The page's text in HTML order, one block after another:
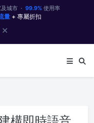
城市 · 99.9%使用率
量 + 專屬折扣
✕